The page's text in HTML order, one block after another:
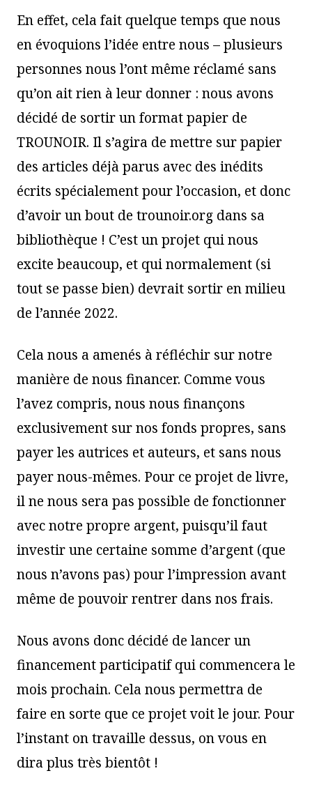
En effet, cela fait quelque temps que nous
en évoquions l’idée entre nous – plusieurs
personnes nous l’ont même réclamé sans
qu’on ait rien à leur donner : nous avons
décidé de sortir un format papier de
TROUNOIR. Il s’agira de mettre sur papier
des articles déjà parus avec des inédits
écrits spécialement pour l’occasion, et donc
d’avoir un bout de trounoir.org dans sa
bibliothèque ! C’est un projet qui nous
excite beaucoup, et qui normalement (si
tout se passe bien) devrait sortir en milieu
de l’année 2022.
Cela nous a amenés à réfléchir sur notre
manière de nous financer. Comme vous
l’avez compris, nous nous finançons
exclusivement sur nos fonds propres, sans
payer les autrices et auteurs, et sans nous
payer nous-mêmes. Pour ce projet de livre,
il ne nous sera pas possible de fonctionner
avec notre propre argent, puisqu’il faut
investir une certaine somme d’argent (que
nous n’avons pas) pour l’impression avant
même de pouvoir rentrer dans nos frais.
Nous avons donc décidé de lancer un
financement participatif qui commencera le
mois prochain. Cela nous permettra de
faire en sorte que ce projet voit le jour. Pour
l’instant on travaille dessus, on vous en
dira plus très bientôt !